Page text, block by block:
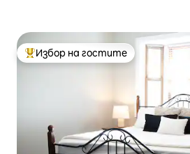
Най-популярен избор на гостите
Избор на гостите